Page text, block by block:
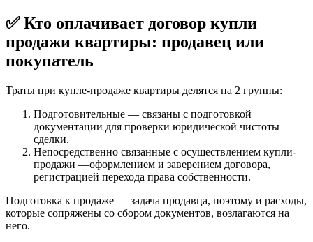
✅ Кто оплачивает договор купли
продажи квартиры: продавец или
покупатель
Траты при купле-продаже квартиры делятся на 2 группы:
Подготовительные — связаны с подготовкой
документации для проверки юридической чистоты
сделки.
Непосредственно связанные с осуществлением купли-
продажи —оформлением и заверением договора,
регистрацией перехода права собственности.
Подготовка к продаже — задача продавца, поэтому и расходы,
которые сопряжены со сбором документов, возлагаются на
него.